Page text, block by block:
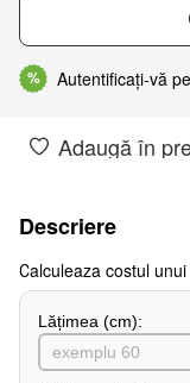
% Autentificați-vă
Adaugă în
Descriere
Сalculeaza costul
Lățimea (сm):